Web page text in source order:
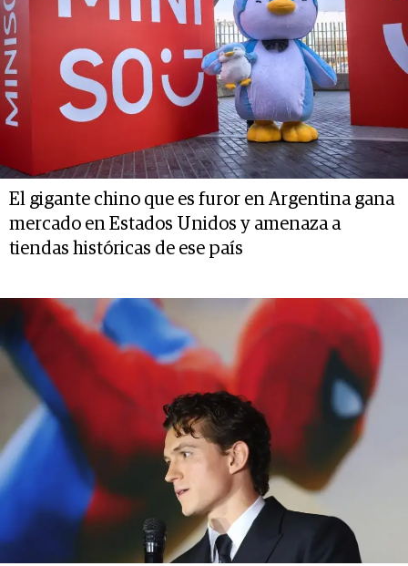
El gigante chino que es furor en Argentina gana
mercado en Estados Unidos y amenaza a
tiendas históricas de ese país